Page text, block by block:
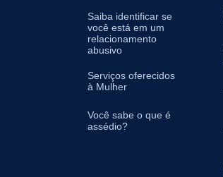
Saiba identificar se
você está em um
relacionamento
abusivo
Serviços oferecidos
à Mulher
Você sabe o que é
assédio?